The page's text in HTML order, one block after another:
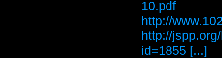
10.pdf
http://
http://
id=1855 [...]